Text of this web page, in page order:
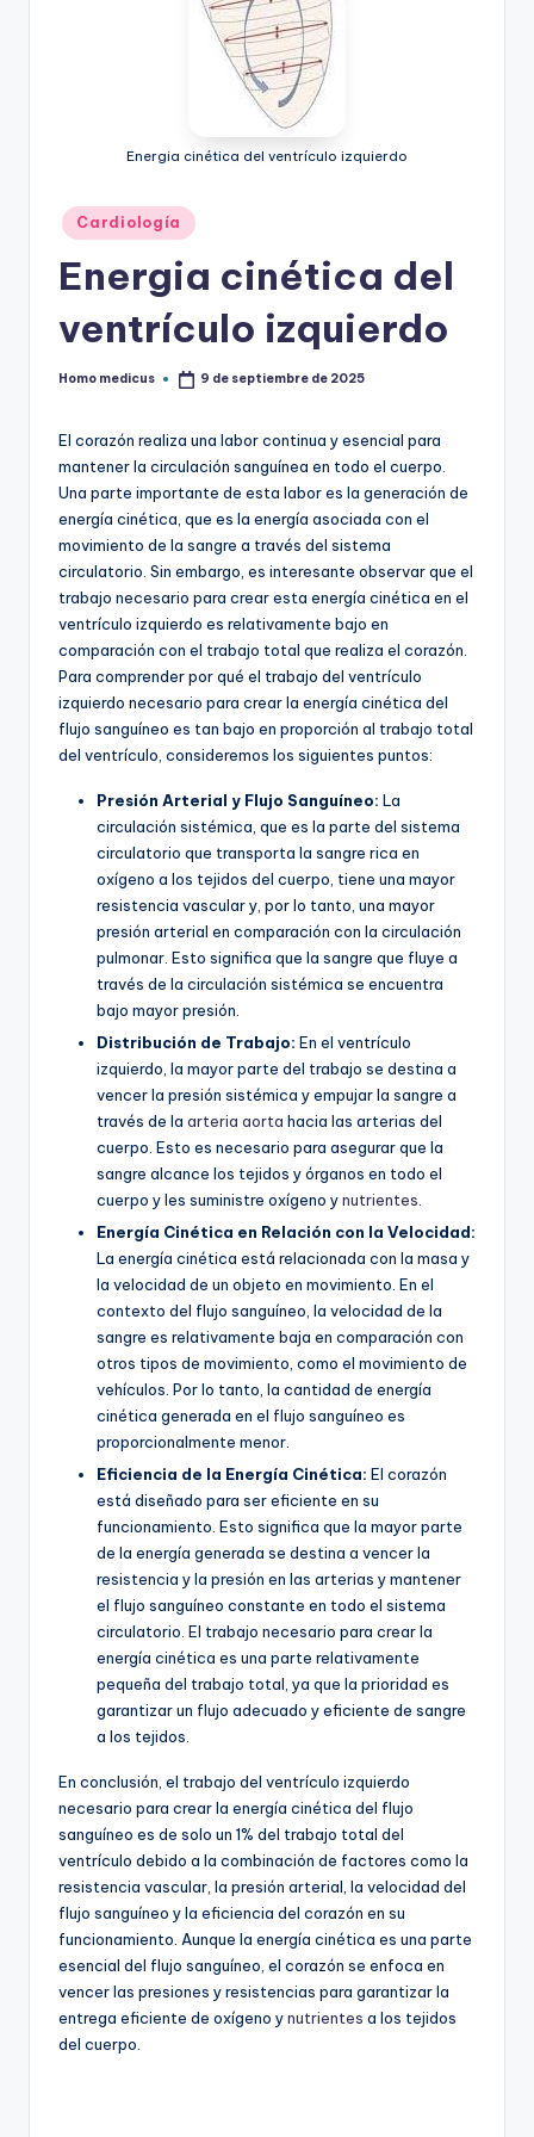
Energia cinética del ventrículo izquierdo
Publicado
en
Cardiología
Energia cinética del
ventrículo izquierdo
Publicado
Homo medicus 9 de septiembre de 2025
El corazón realiza una labor continua y esencial para
mantener la circulación sanguínea en todo el cuerpo.
Una parte importante de esta labor es la generación de
energía cinética, que es la energía asociada con el
movimiento de la sangre a través del sistema
circulatorio. Sin embargo, es interesante observar que el
trabajo necesario para crear esta energía cinética en el
ventrículo izquierdo es relativamente bajo en
comparación con el trabajo total que realiza el corazón.
Para comprender por qué el trabajo del ventrículo
izquierdo necesario para crear la energía cinética del
flujo sanguíneo es tan bajo en proporción al trabajo total
del ventrículo, consideremos los siguientes puntos:
Presión Arterial y Flujo Sanguíneo: La
circulación sistémica, que es la parte del sistema
circulatorio que transporta la sangre rica en
oxígeno a los tejidos del cuerpo, tiene una mayor
resistencia vascular y, por lo tanto, una mayor
presión arterial en comparación con la circulación
pulmonar. Esto significa que la sangre que fluye a
través de la circulación sistémica se encuentra
bajo mayor presión.
Distribución de Trabajo: En el ventrículo
izquierdo, la mayor parte del trabajo se destina a
vencer la presión sistémica y empujar la sangre a
través de la arteria aorta hacia las arterias del
cuerpo. Esto es necesario para asegurar que la
sangre alcance los tejidos y órganos en todo el
cuerpo y les suministre oxígeno ynutrientes
Energía Cinética en Relación con la Velocidad:
La energía cinética está relacionada con la masa y
la velocidad de un objeto en movimiento. En el
contexto del flujo sanguíneo, la velocidad de la
sangre es relativamente baja en comparación con
otros tipos de movimiento, como el movimiento de
vehículos. Por lo tanto, la cantidad de energía
cinética generada en el flujo sanguíneo es
proporcionalmente menor.
Eficiencia de la Energía Cinética: El corazón
está diseñado para ser eficiente en su
funcionamiento. Esto significa que la mayor parte
de la energía generada se destina a vencer la
resistencia y la presión en las arterias y mantener
el flujo sanguíneo constante en todo el sistema
circulatorio. El trabajo necesario para crear la
energía cinética es una parte relativamente
pequeña del trabajo total, ya que la prioridad es
garantizar un flujo adecuado y eficiente de sangre
a los tejidos.
En conclusión, el trabajo del ventrículo izquierdo
necesario para crear la energía cinética del flujo
sanguíneo es de solo un 1% del trabajo total del
ventrículo debido a la combinación de factores como la
resistencia vascular, la presión arterial, la velocidad del
flujo sanguíneo y la eficiencia del corazón en su
funcionamiento. Aunque la energía cinética es una parte
esencial del flujo sanguíneo, el corazón se enfoca en
vencer las presiones y resistencias para garantizar la
entrega eficiente de oxígeno ynutrientes a los tejidos
del cuerpo.